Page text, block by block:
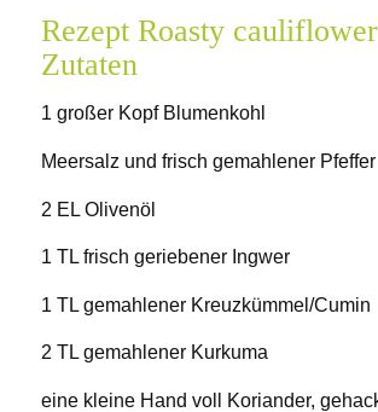
Rezept Roasty cauliflower
Zutaten
1 großer Kopf Blumenkohl
Meersalz und frisch gemahlener Pfeffer
2 EL Olivenöl
1 TL frisch geriebener Ingwer
1 TL gemahlener Kreuzkümmel/Cumin
2 TL gemahlener Kurkuma
eine kleine Hand voll Koriander,